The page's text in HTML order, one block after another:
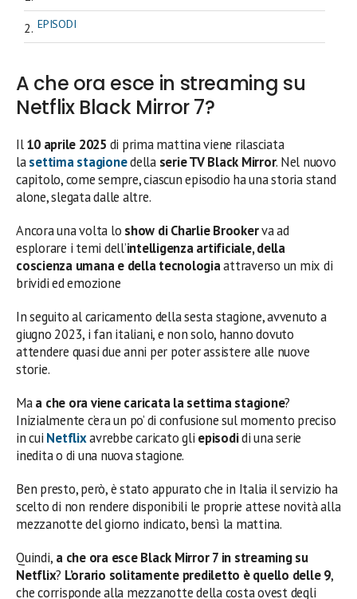
EPISODI
A che ora esce in streaming su
Netflix Black Mirror 7?
Il10 aprile 2025 di prima mattina viene rilasciata
lasettima stagionedellaserie TV Black Mirror. Nel nuovo
capitolo, come sempre, ciascun episodio ha una storia stand
alone, slegata dalle altre.
Ancora una volta lo show di Charlie Brookerva ad
esplorare i temi dell’intelligenza artificiale, della
coscienza umana e della tecnologiaattraverso un mix di
brividi ed emozione
In seguito al caricamento della sesta stagione, avvenuto a
giugno 2023, i fan italiani, e non solo, hanno dovuto
attendere quasi due anni per poter assistere alle nuove
storie.
Maa che ora viene caricata la settima stagione?
Inizialmente c’era un po’ di confusione sul momento preciso
in cui Netflixavrebbe caricato gli episodidi una serie
inedita o di una nuova stagione.
Ben presto, però, è stato appurato che in Italia il servizio ha
scelto di non rendere disponibili le proprie attese novità alla
mezzanotte del giorno indicato, bensì la mattina.
Quindi, a che ora esceBlack Mirror 7in streaming su
Netflix? L’orario solitamente prediletto è quello delle 9,
che corrisponde alla mezzanotte della costa ovest degli